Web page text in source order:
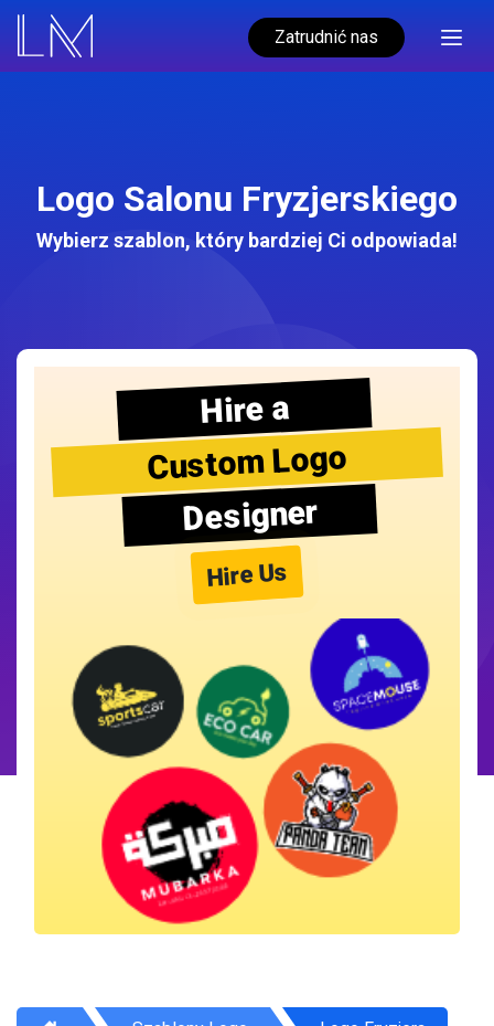
Zatrudnić nas
Logo Salonu Fryzjerskiego
Wybierz szablon, który bardziej Ci odpowiada!
Hire a
Custom Logo
Designer
Hire Us